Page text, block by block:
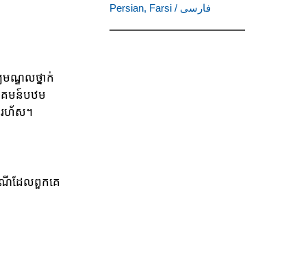
មណ្ឌលថ្នាក់
គមន៍បឋម
រហ័ស។
រណីដែលពួកគេ
Persian, Farsi / فارسی